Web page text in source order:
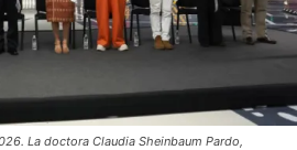
La doctora Claudia Sheinbaum Pardo,